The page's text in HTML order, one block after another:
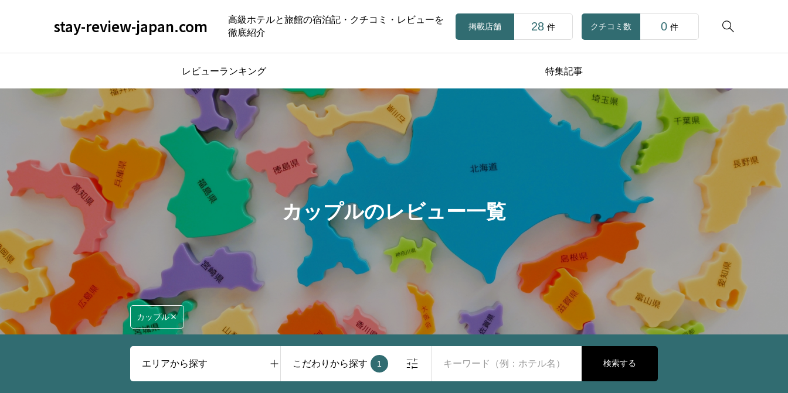
stay-review-japan.com
高級ホテルと旅館の宿泊記・クチコミ・レビューを
徹底紹介

掲載店舗 28 件 クチコミ数 0 件
レビューランキング 特集記事
カップルのレビュー一覧
こだわりから探す 1 検索する
カップル